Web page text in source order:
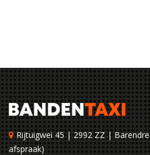
Rijtuigwei 45 | 2992 ZZ |
afspraak)